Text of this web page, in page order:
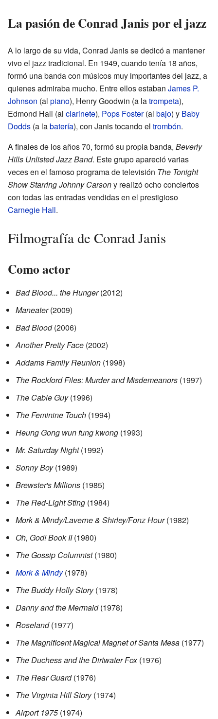
La pasión de Conrad Janis por el jazz
A lo largo de su vida, Conrad Janis se dedicó a mantener
vivo el jazz tradicional. En 1949, cuando tenía 18 años,
formó una banda con músicos muy importantes del jazz, a
quienes admiraba mucho. Entre ellos estaban James P.
Johnson (al piano), Henry Goodwin (a latrompeta),
Edmond Hall (al clarinete), Pops Foster(al bajo) y Baby
Dodds (a labatería), con Janis tocando el trombón.
A finales de los años 70, formó su propia banda, Beverly
Hills Unlisted Jazz Band. Este grupo apareció varias
veces en el famoso programa de televisión The Tonight
Show Starring Johnny Carsony realizó ocho conciertos
con todas las entradas vendidas en el prestigioso
Carnegie Hall.
Filmografía de Conrad Janis
Como actor
Bad Blood... the Hunger(2012)
Maneater(2009)
Bad Blood(2006)
Another Pretty Face (2002)
Addams Family Reunion (1998)
The Rockford Files: Murder and Misdemeanors (1997)
The Cable Guy(1996)
The Feminine Touch (1994)
Heung Gong wun fung kwong (1993)
Mr. Saturday Night(1992)
Sonny Boy(1989)
Brewster's Millions (1985)
The Red-Light Sting (1984)
Mork & Mindy/Laverne & Shirley/Fonz Hour(1982)
Oh, God! Book II(1980)
The Gossip Columnist(1980)
Mork & Mindy(1978)
The Buddy Holly Story(1978)
Danny and the Mermaid(1978)
Roseland(1977)
The Magnificent Magical Magnet of Santa Mesa (1977)
The Duchess and the Dirtwater Fox(1976)
The Rear Guard(1976)
The Virginia Hill Story(1974)
Airport 1975(1974)